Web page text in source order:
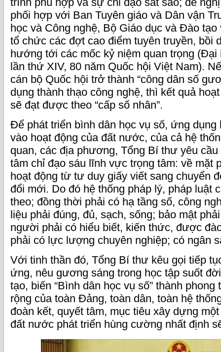
phối hợp với Ban Tuyên giáo và Dân vận
học và Công nghệ, Bộ Giáo dục và Đào
tổ chức các đợt cao điểm tuyên truyền, bồi
hướng tới các mốc kỷ niệm quan trọng
lần thứ XIV, 80 năm Quốc hội Việt Nam).
cán bộ Quốc hội trở thành “công dân số
dụng thành thạo công nghệ, thì kết quả
sẽ đạt được theo “cấp số nhân”.
Để phát triển bình dân học vụ số, ứng dụng
vào hoạt động của đất nước, của cả hệ
quan, các địa phương, Tổng Bí thư yêu cầu
tâm chỉ đạo sáu lĩnh vực trọng tâm: về mặt
hoạt động từ tư duy giấy viết sang chuyển
đổi mới. Do đó hệ thống pháp lý, pháp luật
theo; đồng thời phải có hạ tầng số, công
liệu phải đúng, đủ, sạch, sống; bảo mật
người phải có hiểu biết, kiến thức, được
phải có lực lượng chuyên nghiệp; có ngân
Với tinh thần đó, Tổng Bí thư kêu gọi tiếp
ứng, nêu gương sáng trong học tập suốt
tạo, biến “Bình dân học vụ số” thành phong
rộng của toàn Đảng, toàn dân, toàn hệ
đoàn kết, quyết tâm, mục tiêu xây dựng
đất nước phát triển hùng cường nhất định